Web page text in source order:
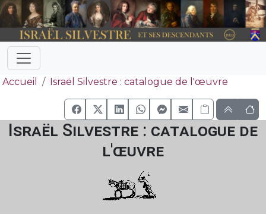
Accueil Israël Silvestre : catalogue de l'œuvre
Israël Silvestre : catalogue de
l'œuvre